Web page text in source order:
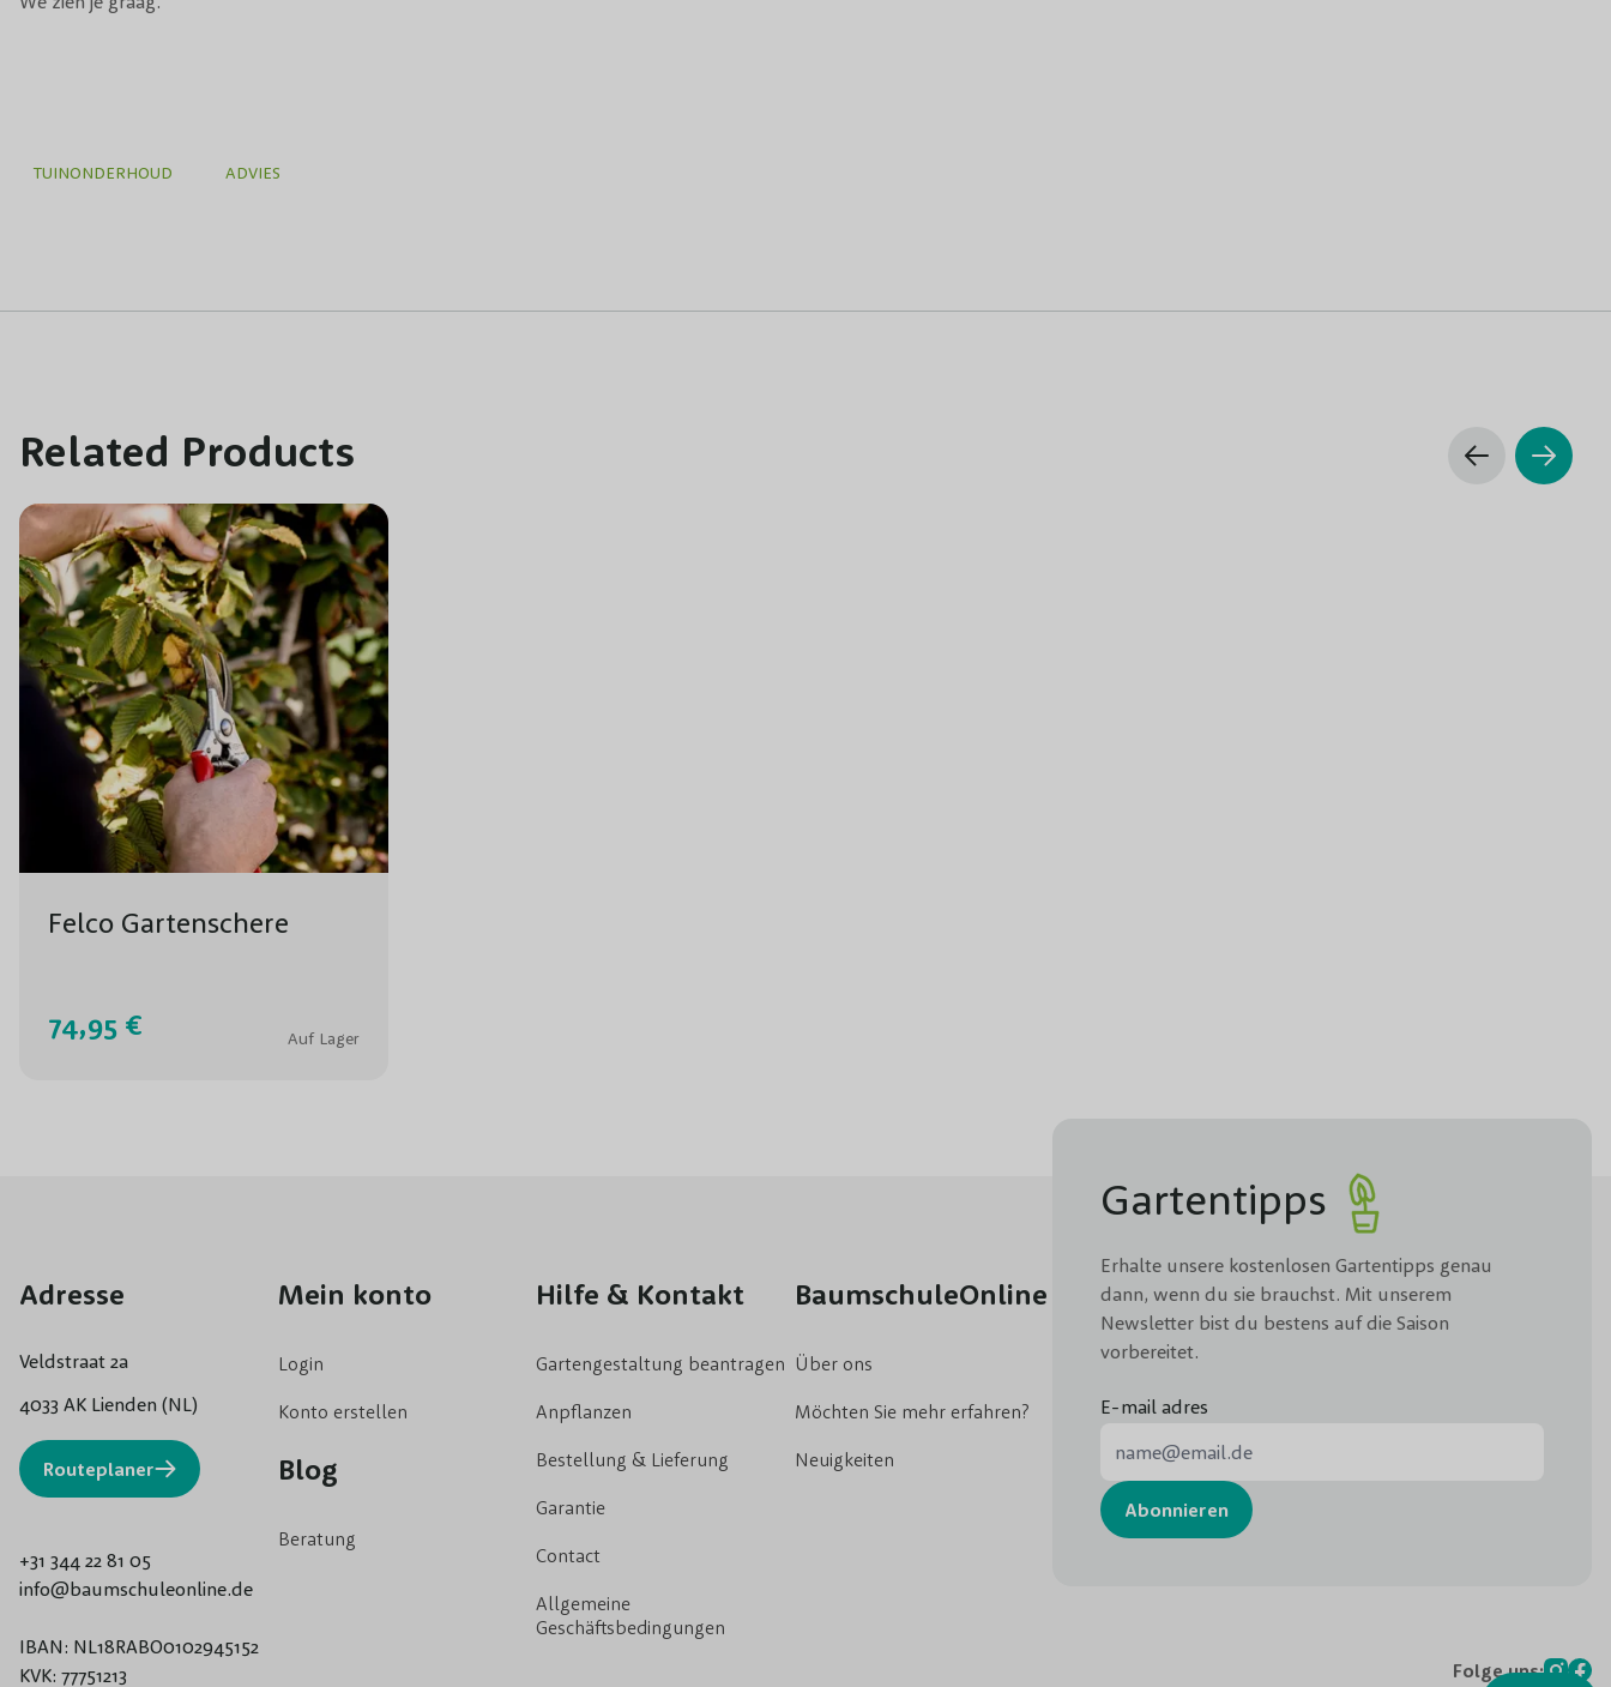
TUINONDERHOUD ADVIES
Related Products
Felco Gartenschere
74,95 € Auf Lager
Adresse
Veldstraat 2a
4033 AK Lienden (NL)
Routeplaner
+31 344 22 81 05
info@baumschuleonline.de
IBAN: NL18RABO0102945152
KVK: 77751213
Mein konto
Login
Konto erstellen
Blog
Beratung
Hilfe & Kontakt
Gartengestaltung beantragen
Anpflanzen
Bestellung & Lieferung
Garantie
Contact
Allgemeine
Geschäftsbedingungen
BaumschuleOnline
Über ons
Möchten Sie mehr erfahren?
Neuigkeiten
Gartentipps
Erhalte unsere kostenlosen Gartentipps genau
dann, wenn du sie brauchst. Mit unserem
Newsletter bist du bestens auf die Saison
vorbereitet.
E-mail adres
Abonnieren
Folge uns: